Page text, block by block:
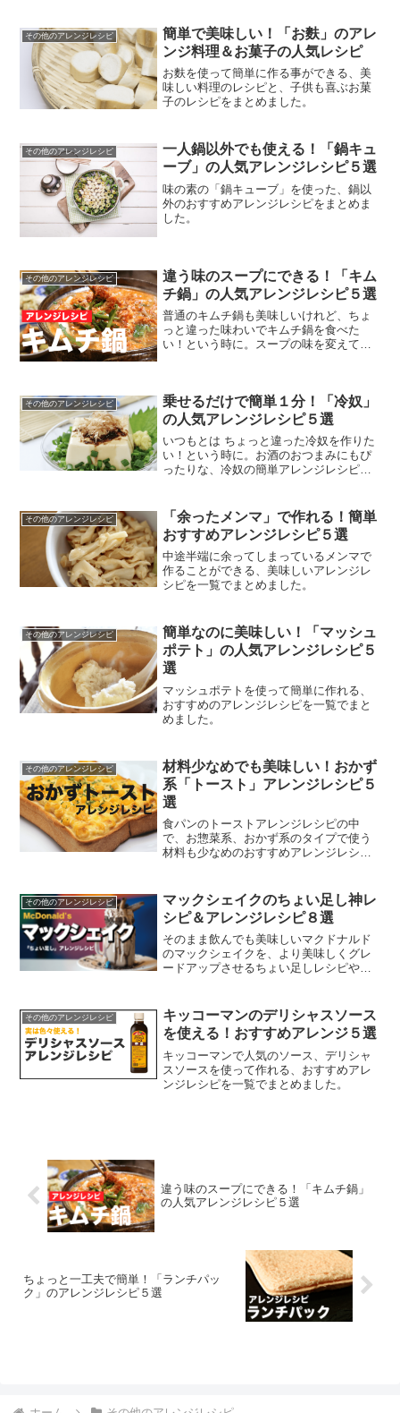
その他のアレンジレシピ
簡単で美味しい！「お麩」のアレ
ンジ料理＆お菓子の人気レシピ
お麩を使って簡単に作る事ができる、美
味しい料理のレシピと、子供も喜ぶお菓
子のレシピをまとめました。
その他のアレンジレシピ
一人鍋以外でも使える！「鍋キュ
ーブ」の人気アレンジレシピ５選
味の素の「鍋キューブ」を使った、鍋以
外のおすすめアレンジレシピをまとめま
した。
その他のアレンジレシピ
違う味のスープにできる！「キム
チ鍋」の人気アレンジレシピ５選
普通のキムチ鍋も美味しいけれど、ちょ
っと違った味わいでキムチ鍋を食べた
い！という時に。スープの味を変えて、
その他のアレンジレシピ
乗せるだけで簡単１分！「冷奴」
の人気アレンジレシピ５選
いつもとは ちょっと違った冷奴を作りた
い！という時に。お酒のおつまみにもぴ
ったりな、冷奴の簡単アレンジレシピを
その他のアレンジレシピ
「余ったメンマ」で作れる！簡単
おすすめアレンジレシピ５選
中途半端に余ってしまっているメンマで
作ることができる、美味しいアレンジレ
シピを一覧でまとめました。
その他のアレンジレシピ
簡単なのに美味しい！「マッシュ
ポテト」の人気アレンジレシピ５
選
マッシュポテトを使って簡単に作れる、
おすすめのアレンジレシピを一覧でまと
めました。
その他のアレンジレシピ
材料少なめでも美味しい！おかず
系「トースト」アレンジレシピ５
選
食パンのトーストアレンジレシピの中
で、お惣菜系、おかず系のタイプで使う
材料も少なめのおすすめアレンジレシピ
その他のアレンジレシピ
マックシェイクのちょい足し神レ
シピ＆アレンジレシピ８選
そのまま飲んでも美味しいマクドナルド
のマックシェイクを、より美味しくグレ
ードアップさせるちょい足しレシピや、
インで、その場でできるアレンジ方法か
ら、テイクアウトで自宅に...
その他のアレンジレシピ
キッコーマンのデリシャスソース
を使える！おすすめアレンジ５選
キッコーマンで人気のソース、デリシャ
スソースを使って作れる、おすすめアレ
ンジレシピを一覧でまとめました。
違う味のスープにできる！「キムチ鍋」
の人気アレンジレシピ５選
ちょっと一工夫で簡単！「ランチパッ
ク」のアレンジレシピ５選